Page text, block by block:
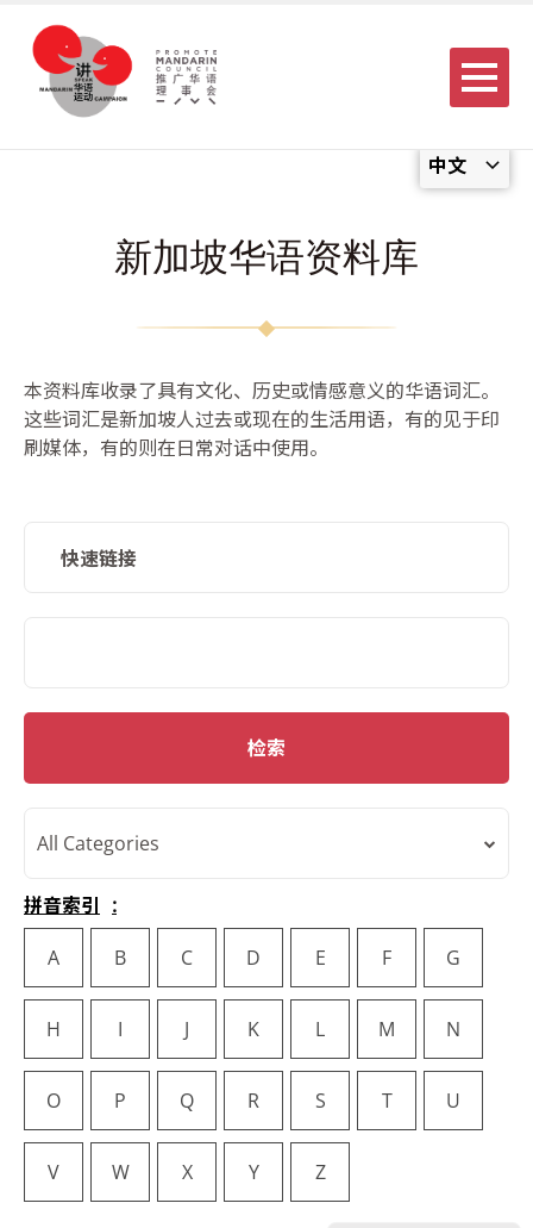
中文
Menu
新加坡华语资料库
本资料库收录了具有文化、历史或情感意义的华语词汇。
这些词汇是新加坡人过去或现在的生活用语，有的见于印
刷媒体，有的则在日常对话中使用。
快速链接
检索
All Categories
拼音索引
A
B C D E F G
H I J K L M N
O P Q R S T U
V W X Y Z